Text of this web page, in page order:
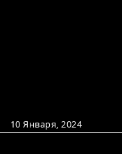
10 Января, 2024